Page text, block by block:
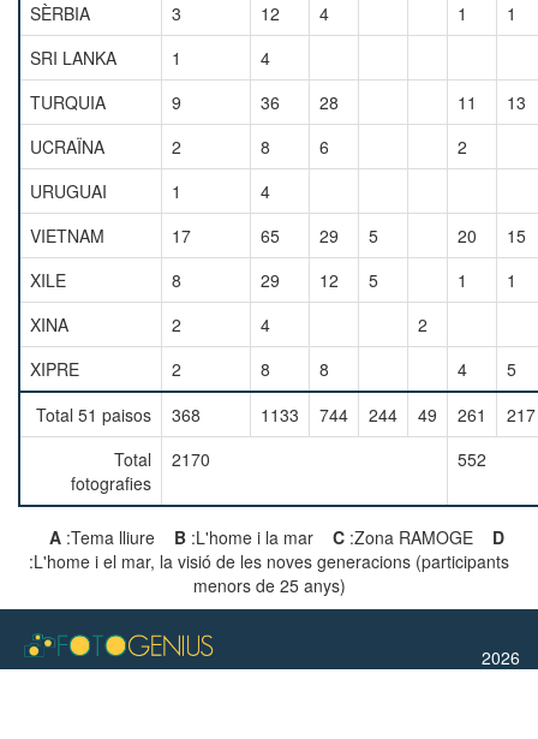
SÈRBIA
3 12 4 1
1
SRI LANKA
1
4
TURQUIA
9 36 28 11
13
UCRAÏNA
2 8 6
2
URUGUAI
1
4
VIETNAM
17 65 29 5 20
15
XILE
8 29 12 5 1
1
XINA
2 4
2
XIPRE
2 8 8 4
5
Total 51 paisos
368 1133 744 244 49 261
217
Total
fotografies
2170 552
A:Tema lliure B:L'home i la mar C:Zona RAMOGE D
:L'home i el mar, la visió de les noves generacions (participants
menors de 25 anys)
2026